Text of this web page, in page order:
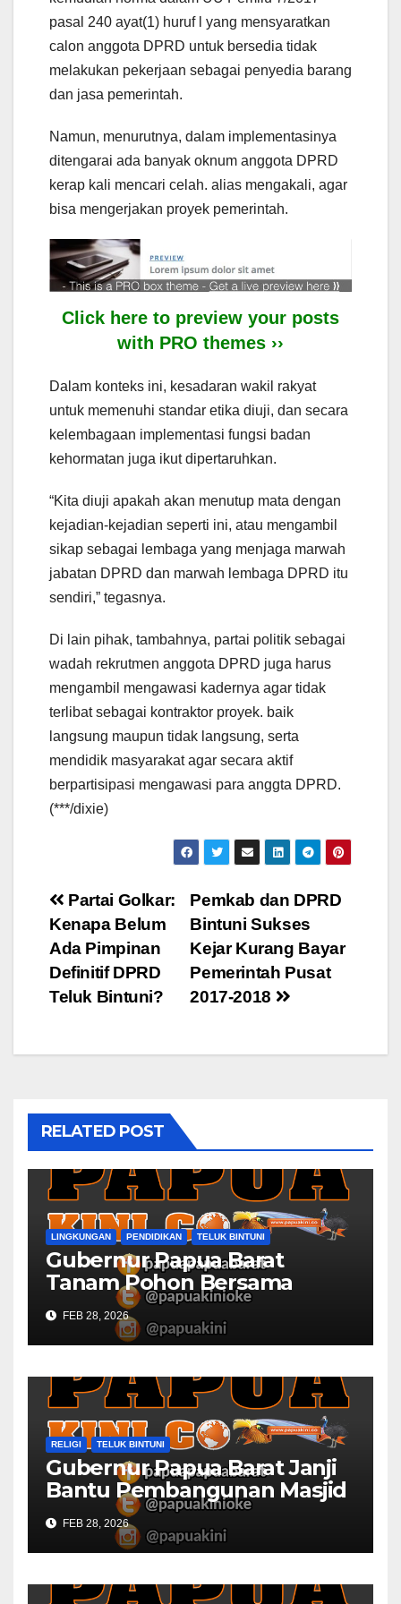
pasal 240 ayat(1) huruf l yang mensyaratkan
calon anggota DPRD untuk bersedia tidak
melakukan pekerjaan sebagai penyedia barang
dan jasa pemerintah.
Namun, menurutnya, dalam implementasinya
ditengarai ada banyak oknum anggota DPRD
kerap kali mencari celah. alias mengakali, agar
bisa mengerjakan proyek pemerintah.
Click here to preview your posts
with PRO themes ››
Dalam konteks ini, kesadaran wakil rakyat
untuk memenuhi standar etika diuji, dan secara
kelembagaan implementasi fungsi badan
kehormatan juga ikut dipertaruhkan.
“Kita diuji apakah akan menutup mata dengan
kejadian-kejadian seperti ini, atau mengambil
sikap sebagai lembaga yang menjaga marwah
jabatan DPRD dan marwah lembaga DPRD itu
sendiri,” tegasnya.
Di lain pihak, tambahnya, partai politik sebagai
wadah rekrutmen anggota DPRD juga harus
mengambil mengawasi kadernya agar tidak
terlibat sebagai kontraktor proyek. baik
langsung maupun tidak langsung, serta
mendidik masyarakat agar secara aktif
berpartisipasi mengawasi para anggta DPRD.
(***/dixie)
Post
navigation
Pemkab dan DPRD
Bintuni Sukses
Kejar Kurang Bayar
Pemerintah Pusat
2017-2018
Partai Golkar:
Kenapa Belum
Ada Pimpinan
Definitif DPRD
Teluk Bintuni?
RELATED POST
LINGKUNGAN PENDIDIKAN TELUK BINTUNI
Gubernur Papua Barat
Tanam Pohon Bersama
Civitas Academica
Universitas Muhammadiyah
FEB 28, 2026
RELIGI TELUK BINTUNI
Gubernur Papua Barat Janji
Bantu Pembangunan Masjid
Al Maun Bintuni
FEB 28, 2026